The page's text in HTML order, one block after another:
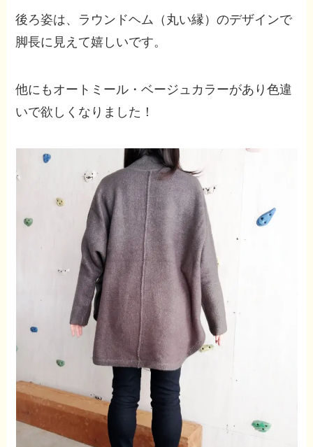
後ろ姿は、ラウンドヘム（丸い縁）のデザインで
脚長に見えて嬉しいです。
他にもオートミール・ベージュカラーがあり色違
いで欲しくなりました！